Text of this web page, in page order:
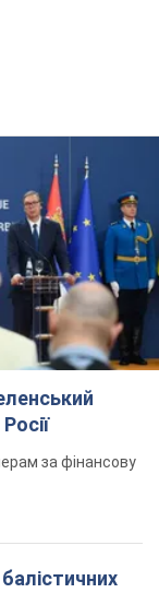
за фінансову
Держдепі
України 24-й
підтримку